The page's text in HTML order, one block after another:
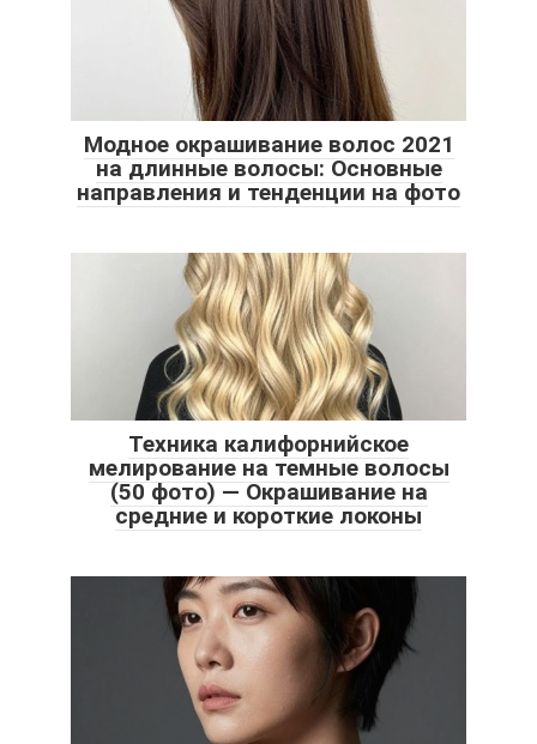
Модное окрашивание волос 2021
на длинные волосы: Основные
направления и тенденции на фото
Техника калифорнийское
мелирование на темные волосы
(50 фото) — Окрашивание на
средние и короткие локоны